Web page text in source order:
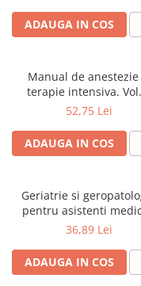
ADAUGA IN COS
Manual de anestezie
terapie intensiva.
Anestezie
52,75 Lei
ADAUGA IN COS
Geriatrie si
pentru asistenti
36,89 Lei
ADAUGA IN COS